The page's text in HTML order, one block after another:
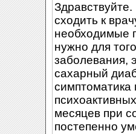
сходить к
необходимые
нужно для
заболевания,
сахарный
симптоматика
месяцев при
постепенно